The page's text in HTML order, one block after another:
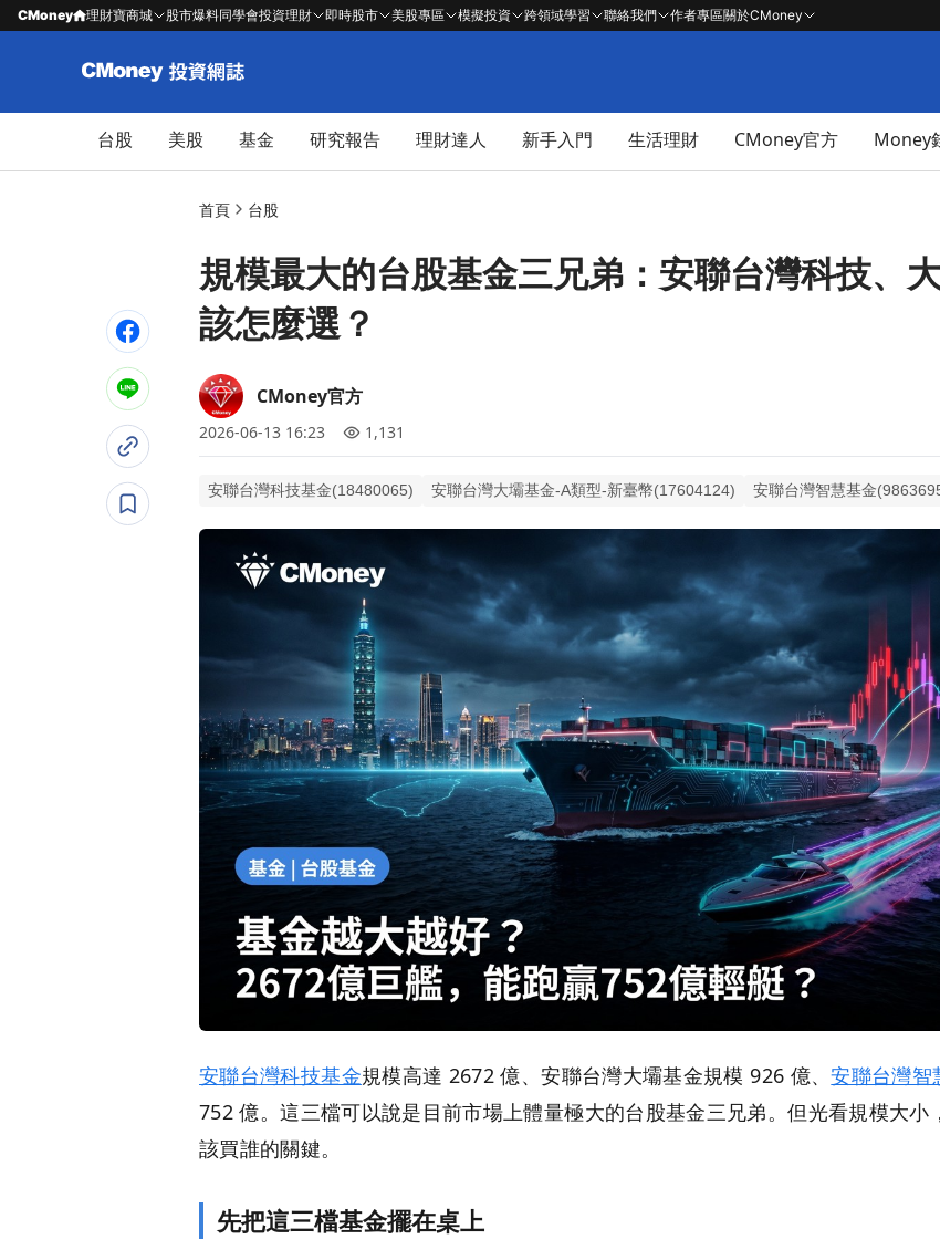
CMoney 理財寶商城 股市爆料同學會投資理財 即時股市 美股專區 模擬投資 跨領域學習 聯絡我們 作者專區關於CMoney
台股 美股 基金 研究報告 理財達人 新手入門 生活理財 CMoney官方 Money
首頁 台股
規模最大的台股基金三兄弟：安聯台灣科技、
該怎麼選？
CMoney官方
2026-06-13 16:23 1,131
安聯台灣科技基金(18480065) 安聯台灣大壩基金-A類型-新臺幣(17604124) 安聯台灣智慧基金
安聯台灣科技基金規模高達 2672 億、安聯台灣大壩基金規模 926 億、安聯台灣智
752 億。這三檔可以說是目前市場上體量極大的台股基金三兄弟。但光看規模大小
該買誰的關鍵。
先把這三檔基金擺在桌上